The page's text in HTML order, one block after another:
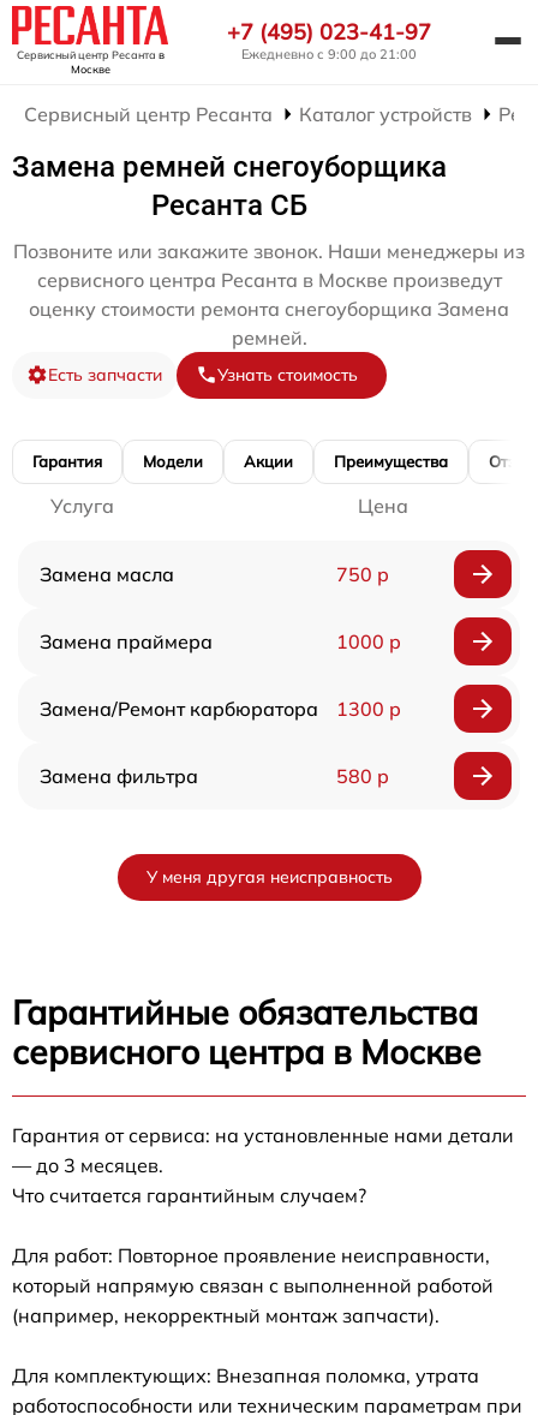
Сервисный центр Ресанта в
Москве
+7 (495) 023-41-97
Ежедневно с 9:00 до 21:00
Сервисный центр Ресанта Каталог устройств
Замена ремней снегоуборщика
Ресанта СБ
Позвоните или закажите звонок. Наши менеджеры из
сервисного центра Ресанта в Москве произведут
оценку стоимости ремонта снегоуборщика Замена
ремней.
Есть запчасти Узнать стоимость
Гарантия Модели Акции Преимущества
Услуга Цена
Замена масла 750 р
Замена праймера 1000 р
Замена/Pемонт карбюратора 1300 р
Замена фильтра 580 р
У меня другая неисправность
Гарантийные обязательства
сервисного центра в Москве
Гарантия от сервиса: на установленные нами детали
— до 3 месяцев.
Что считается гарантийным случаем?
Для работ: Повторное проявление неисправности,
который напрямую связан с выполненной работой
(например, некорректный монтаж запчасти).
Для комплектующих: Внезапная поломка, утрата
работоспособности или техническим параметрам при